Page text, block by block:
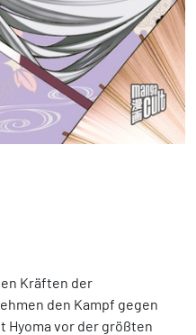
Kräften der
den Kampf gegen
Hyoma vor der größten